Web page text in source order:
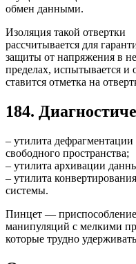
обмен данными.
Изоляция такой отвертки
рассчитывается для
защиты от напряжения в
пределах, испытывается и
ставится отметка на
184.
– утилита
свободного пространства;
– утилита архивации
– утилита
системы.
Пинцет —
манипуляций с мелкими
которые трудно